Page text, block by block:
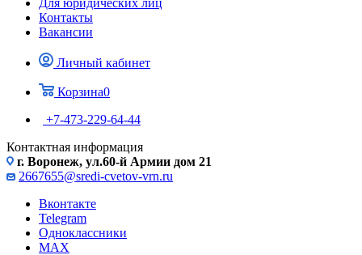
Для юридических лиц
Контакты
Вакансии
Личный кабинет
Корзина0
+7-473-229-64-44
Контактная информация
г. Воронеж, ул.60-й Армии дом 21
2667655@sredi-cvetov-vrn.ru
Вконтакте
Telegram
Одноклассники
MAX